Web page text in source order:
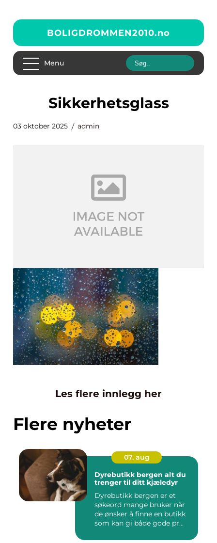
BOLIGDROMMEN2010.no
Menu
sikkerhetsglass
03 oktober 2025 admin
Les flere innlegg her
Flere nyheter
07. aug
Dyrebutikk bergen alt du
trenger til ditt kjæledyr
Dyrebutikk bergen er et
søkeord mange bruker når
de ønsker å finne en butikk
som kan gi både gode pr...